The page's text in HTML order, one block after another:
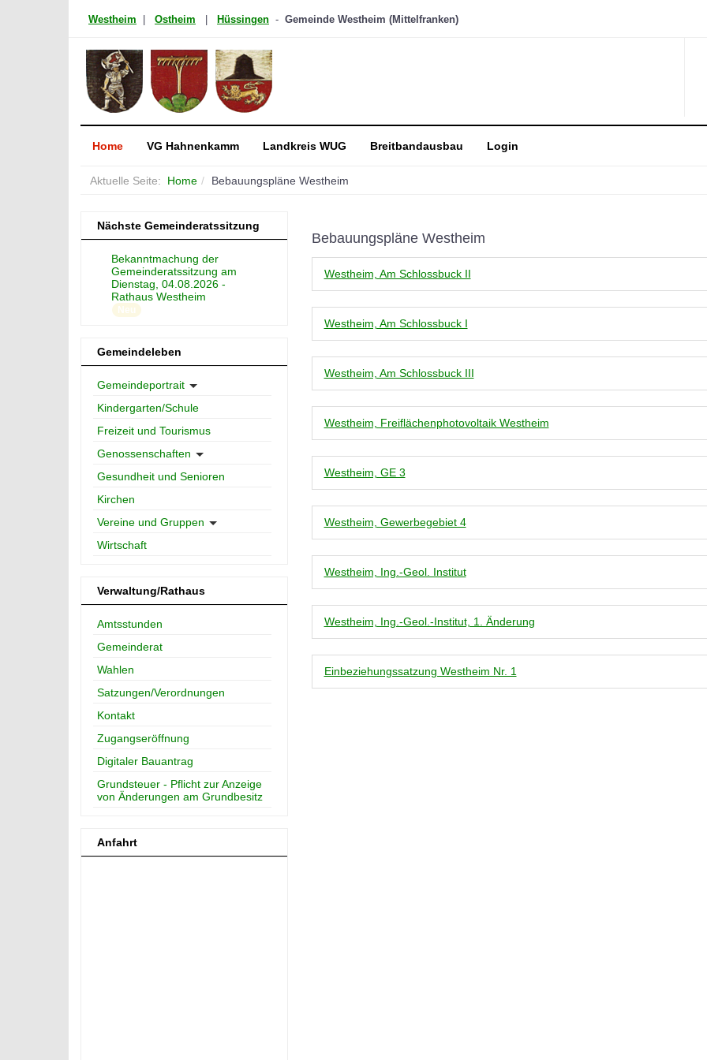
Westheim Ostheim Hüssingen - Gemeinde Westheim (Mittelfranken)
Home VG Hahnenkamm Landkreis WUG Breitbandausbau Login
Aktuelle Seite: Home Bebauungspläne Westheim
Bebauungspläne Westheim
Westheim, Am Schlossbuck II
Westheim, Am Schlossbuck I
Westheim, Am Schlossbuck III
Westheim, Freiflächenphotovoltaik Westheim
Westheim, GE 3
Westheim, Gewerbegebiet 4
Westheim, Ing.-Geol. Institut
Westheim, Ing.-Geol.-Institut, 1. Änderung
Einbeziehungssatzung Westheim Nr. 1
Nächste Gemeinderatssitzung
Bekanntmachung der
Gemeinderatssitzung am
Dienstag, 04.08.2026 -
Rathaus Westheim
Neu
Gemeindeleben
Gemeindeportrait
Kindergarten/Schule
Freizeit und Tourismus
Genossenschaften
Gesundheit und Senioren
Kirchen
Vereine und Gruppen
Wirtschaft
Verwaltung/Rathaus
Amtsstunden
Gemeinderat
Wahlen
Satzungen/Verordnungen
Kontakt
Zugangseröffnung
Digitaler Bauantrag
Grundsteuer - Pflicht zur Anzeige
von Änderungen am Grundbesitz
Anfahrt